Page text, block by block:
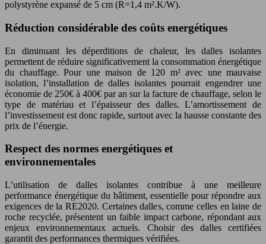
polystyrène expansé de 5 cm (R=1,4 m².K/W).
Réduction considérable des coûts energétiques
En diminuant les déperditions de chaleur, les dalles isolantes
permettent de réduire significativement la consommation énergétique
du chauffage. Pour une maison de 120 m² avec une mauvaise
isolation, l’installation de dalles isolantes pourrait engendrer une
économie de 250€ à 400€ par an sur la facture de chauffage, selon le
type de matériau et l’épaisseur des dalles. L’amortissement de
l’investissement est donc rapide, surtout avec la hausse constante des
prix de l’énergie.
Respect des normes energétiques et
environnementales
L’utilisation de dalles isolantes contribue à une meilleure
performance énergétique du bâtiment, essentielle pour répondre aux
exigences de la RE2020. Certaines dalles, comme celles en laine de
roche recyclée, présentent un faible impact carbone, répondant aux
enjeux environnementaux actuels. Choisir des dalles certifiées
garantit des performances thermiques vérifiées.